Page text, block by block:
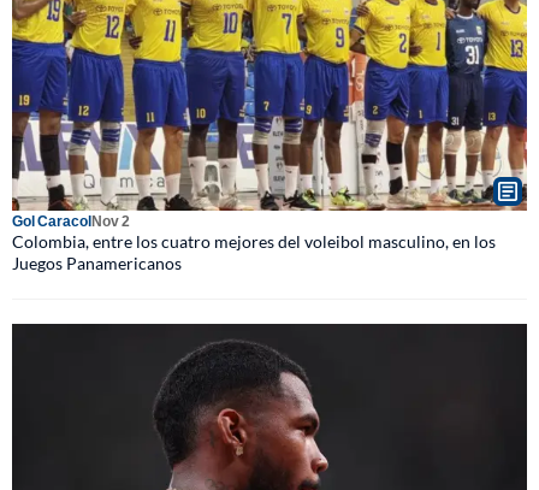
Gol CaracolNov 2
Colombia, entre los cuatro mejores del voleibol masculino, en los
Juegos Panamericanos